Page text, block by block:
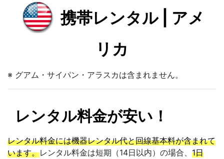
携帯レンタル | アメ
リカ
※ グアム・サイパン・アラスカは含まれません。
レンタル料金が安い！
レンタル料金には機器レンタル代と回線基本料が含まれて
います。レンタル料金は短期（14日以内）の場合、 1日